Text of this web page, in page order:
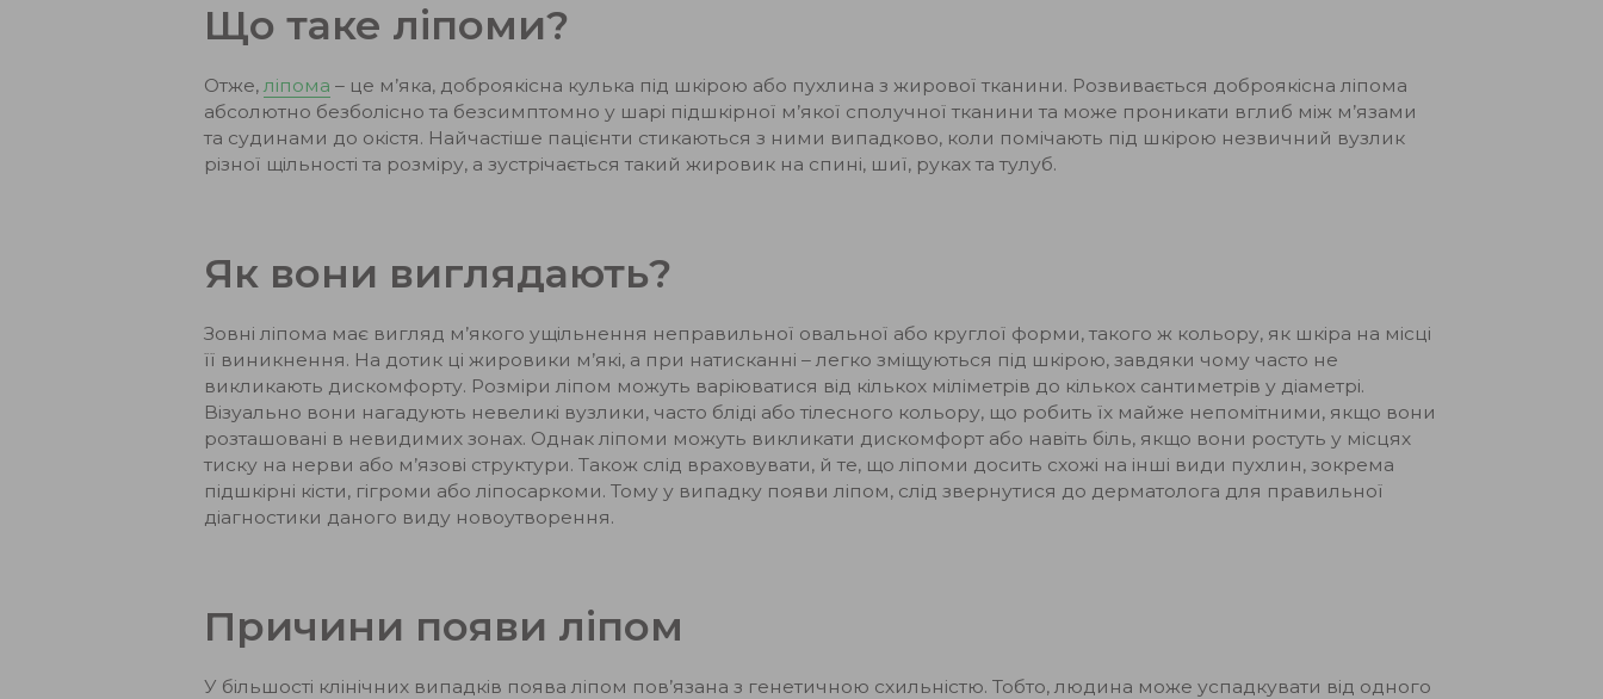
Що таке ліпоми?
Отже, ліпома – це м’яка, доброякісна кулька під шкірою або пухлина з жирової тканини. Розвивається доброякісна ліпома
абсолютно безболісно та безсимптомно у шарі підшкірної м’якої сполучної тканини та може проникати вглиб між м’язами
та судинами до окістя. Найчастіше пацієнти стикаються з ними випадково, коли помічають під шкірою незвичний вузлик
різної щільності та розміру, а зустрічається такий жировик на спині, шиї, руках та тулуб.
Як вони виглядають?
Зовні ліпома має вигляд м’якого ущільнення неправильної овальної або круглої форми, такого ж кольору, як шкіра на місці
її виникнення. На дотик ці жировики м’які, а при натисканні – легко зміщуються під шкірою, завдяки чому часто не
викликають дискомфорту. Розміри ліпом можуть варіюватися від кількох міліметрів до кількох сантиметрів у діаметрі.
Візуально вони нагадують невеликі вузлики, часто бліді або тілесного кольору, що робить їх майже непомітними, якщо вони
розташовані в невидимих зонах. Однак ліпоми можуть викликати дискомфорт або навіть біль, якщо вони ростуть у місцях
тиску на нерви або м’язові структури. Також слід враховувати, й те, що ліпоми досить схожі на інші види пухлин, зокрема
підшкірні кісти, гігроми або ліпосаркоми. Тому у випадку появи ліпом, слід звернутися до дерматолога для правильної
діагностики даного виду новоутворення.
Причини появи ліпом
У більшості клінічних випадків поява ліпом пов’язана з генетичною схильністю. Тобто, людина може успадкувати від одного